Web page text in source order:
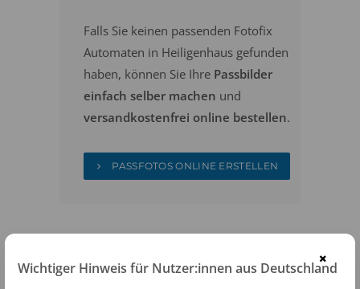
Falls Sie keinen passenden Fotofix
Automaten in Heiligenhaus gefunden
haben, können Sie Ihre Passbilder
einfach selber machen und
versandkostenfrei online bestellen.
PASSFOTOS ONLINE ERSTELLEN
×
Wichtiger Hinweis für Nutzer:innen aus Deutschland